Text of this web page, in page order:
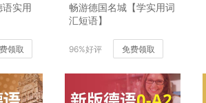
实用
领取
畅游德国名城【学实用词
汇短语】
96%好评 免费领取